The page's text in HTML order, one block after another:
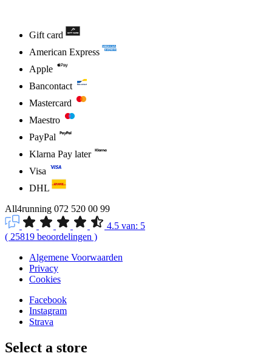
Gift card
American Express
Apple
Bancontact
Mastercard
Maestro
PayPal
Klarna Pay later
Visa
DHL
All4running 072 520 00 99
4.5 van: 5
( 25819 beoordelingen )
Algemene Voorwaarden
Privacy
Cookies
Facebook
Instagram
Strava
Select a store